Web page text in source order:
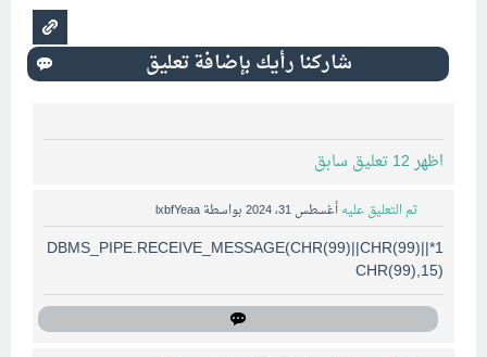
اظهر 12 تعليق سابق
تم التعليق عليه أغسطس 31، 2024 بواسطة lxbfYeaa
1*DBMS_PIPE.RECEIVE_MESSAGE(CHR(99)||CHR(99)||
CHR(99),15)